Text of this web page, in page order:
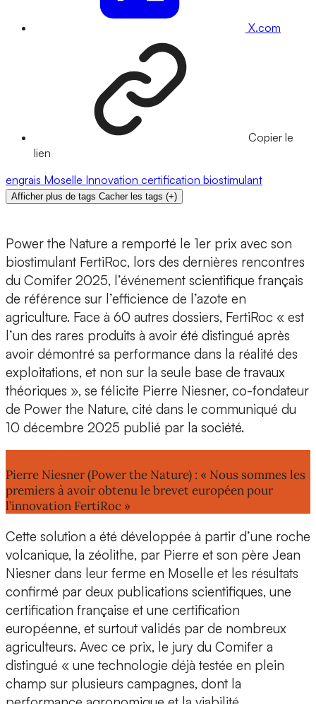
X.com
Copier le
lien
engrais Moselle Innovation certification biostimulant
Afficher plus de tags Cacher les tags (+)
Power the Nature a remporté le 1er prix avec son
biostimulant FertiRoc, lors des dernières rencontres
du Comifer 2025, l’événement scientifique français
de référence sur l’efficience de l’azote en
agriculture. Face à 60 autres dossiers, FertiRoc « est
l’un des rares produits à avoir été distingué après
avoir démontré sa performance dans la réalité des
exploitations, et non sur la seule base de travaux
théoriques », se félicite Pierre Niesner, co-fondateur
de Power the Nature, cité dans le communiqué du
10 décembre 2025 publié par la société.
Pierre Niesner (Power the Nature) : « Nous sommes les
premiers à avoir obtenu le brevet européen pour
l’innovation FertiRoc »
Cette solution a été développée à partir d’une roche
volcanique, la zéolithe, par Pierre et son père Jean
Niesner dans leur ferme en Moselle et les résultats
confirmé par deux publications scientifiques, une
certification française et une certification
européenne, et surtout validés par de nombreux
agriculteurs. Avec ce prix, le jury du Comifer a
distingué « une technologie déjà testée en plein
champ sur plusieurs campagnes, dont la